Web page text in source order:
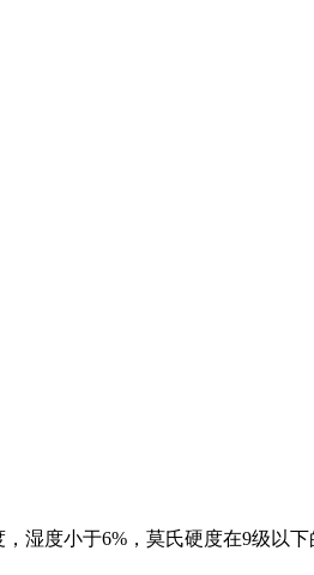
湿度小于6%，莫氏硬度在9级以